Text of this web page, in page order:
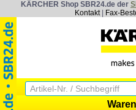
KÄRCHER Shop SBR24.de der
Kontakt| Fax-